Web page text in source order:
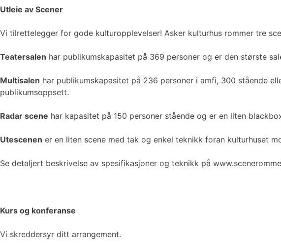
Utleie av Scener
Vi tilrettelegger for gode kulturopplevelser! Asker kulturhus rommer tre
Teatersalen har publikumskapasitet på 369 personer og er den største
Multisalen har publikumskapasitet på 236 personer i amfi, 300 stående
publikumsoppsett.
Radar scene har kapasitet på 150 personer stående og er en liten
Utescenen er en liten scene med tak og enkel teknikk foran kulturhuset
Se detaljert beskrivelse av spesifikasjoner og teknikk på
Kurs og konferanse
Vi skreddersyr ditt arrangement.